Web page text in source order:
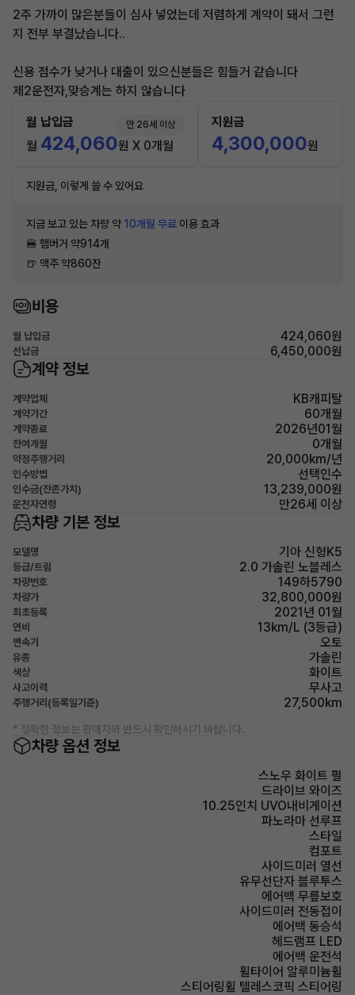
2주 가까이 많은분들이 심사 넣었는데 저렴하게 계약이 돼서 그런
지 전부 부결났습니다..
신용 점수가 낮거나 대출이 있으신분들은 힘들거 같습니다
제2운전자,맞승계는 하지 않습니다
월 납입금 만 26세 이상
월 424,060원 X 0개월
지원금
4,300,000원
지원금, 이렇게 쓸 수 있어요
지금 보고 있는 차량 약 10개월 무료 이용 효과
🍔 햄버거 약914개
🍺 맥주 약860잔
비용
월 납입금 424,060원
선납금 6,450,000원
계약 정보
계약업체 KB캐피탈
계약기간 60개월
계약종료 2026년01월
잔여개월 0개월
약정주행거리 20,000km/년
인수방법 선택인수
인수금(잔존가치) 13,239,000원
운전자연령 만26세 이상
차량 기본 정보
모델명 기아 신형K5
등급/트림 2.0 가솔린 노블레스
차량번호 149하5790
차량가 32,800,000원
최초등록 2021년 01월
연비 13km/L (3등급)
변속기 오토
유종 가솔린
색상 화이트
사고이력 무사고
주행거리(등록일기준) 27,500km
* 정확한 정보는 판매자와 반드시 확인하시기 바랍니다.
차량 옵션 정보
스노우 화이트 펄
드라이브 와이즈
10.25인치 UVO내비게이션
파노라마 선루프
스타일
컴포트
사이드미러 열선
유무선단자 블루투스
에어백 무릎보호
사이드미러 전동접이
에어백 동승석
헤드램프 LED
에어백 운전석
휠타이어 알루미늄휠
스티어링휠 텔레스코픽 스티어링